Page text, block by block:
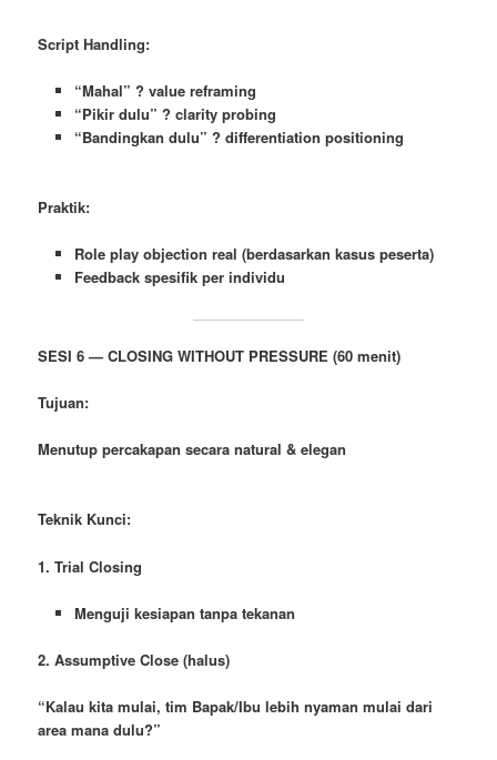
Script Handling:
“Mahal” ? value reframing
“Pikir dulu” ? clarity probing
“Bandingkan dulu” ? differentiation positioning
Praktik:
Role play objection real (berdasarkan kasus peserta)
Feedback spesifik per individu
SESI 6 — CLOSING WITHOUT PRESSURE (60 menit)
Tujuan:
Menutup percakapan secara natural & elegan
Teknik Kunci:
1. Trial Closing
Menguji kesiapan tanpa tekanan
2. Assumptive Close (halus)
“Kalau kita mulai, tim Bapak/Ibu lebih nyaman mulai dari
area mana dulu?”